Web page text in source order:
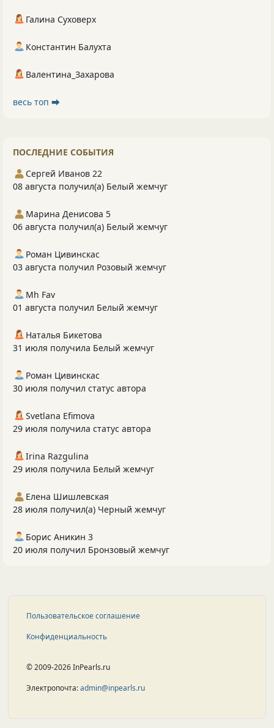
Галина Суховерх
Константин Балухта
Валентина_Захарова
весь топ ⮕
ПОСЛЕДНИЕ СОБЫТИЯ
Сергей Иванов 22
08 августа получил(а) Белый жемчуг
Марина Денисова 5
06 августа получил(а) Белый жемчуг
Роман Цивинскас
03 августа получил Розовый жемчуг
Mh Fav
01 августа получил Белый жемчуг
Наталья Бикетова
31 июля получила Белый жемчуг
Роман Цивинскас
30 июля получил статус автора
Svetlana Efimova
29 июля получила статус автора
Irina Razgulina
29 июля получила Белый жемчуг
Елена Шишлевская
28 июля получил(а) Черный жемчуг
Борис Аникин 3
20 июля получил Бронзовый жемчуг
Пользовательское соглашение
Конфиденциальность
© 2009-2026 InPearls.ru
Электропочта:admin@inpearls.ru